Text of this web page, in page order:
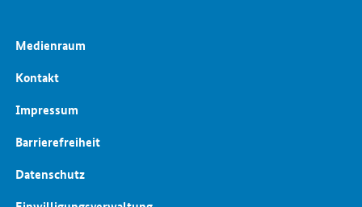
Medienraum
Kontakt
Impressum
Barrierefreiheit
Datenschutz